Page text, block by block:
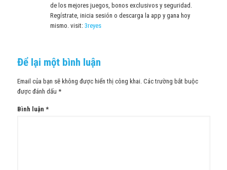
de los mejores juegos, bonos exclusivos y seguridad.
Regístrate, inicia sesión o descarga la app y gana hoy
mismo. visit: 3reyes
Để lại một bình luận
Email của bạn sẽ không được hiển thị công khai. Các trường bắt buộc
được đánh dấu *
Bình luận *